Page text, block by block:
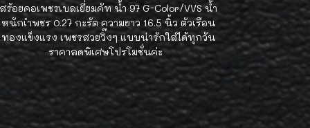
ร้อยคอเพชรเบลเยี่ยมคัท น้ำ 97 G-Color/VVS น้ำ
หนักเำพชร 0.27 กะรัต ความยาว 16.5 นิ้ว ตัวเรือน
ทองแข็งแรง เพชรสวยวิ๊งๆ แบบน่ารักใส่ได้ทุกวัน
ราคาลดพิเศษโปรโมชั่นค่ะ